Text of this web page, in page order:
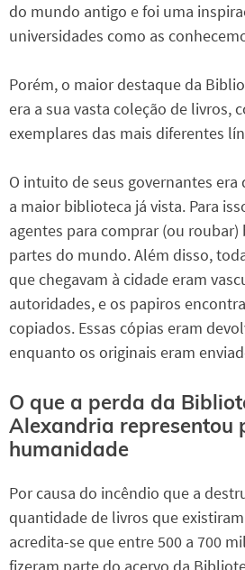
do mundo antigo e foi uma
universidades como as
Porém, o maior destaque da
era a sua vasta coleção de livros,
exemplares das mais diferentes
O intuito de seus governantes era
a maior biblioteca já vista. Para
agentes para comprar (ou
partes do mundo. Além disso,
que chegavam à cidade eram
autoridades, e os papiros
copiados. Essas cópias eram
enquanto os originais eram
O que a perda da
Alexandria representou
humanidade
Por causa do incêndio que a
quantidade de livros que
acredita-se que entre 500 a 700